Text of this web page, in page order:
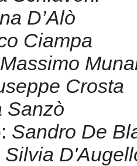
D’Alò
Ciampa
Massimo
Crosta
Sanzò
Sandro De
Silvia